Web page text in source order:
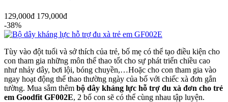
129,000đ 179,000đ
-38%
Tùy vào đột tuổi và sở thích của trẻ, bố mẹ có thể tạo điều kiện cho
con tham gia những môn thể thao tốt cho sự phát triển chiều cao
như nhảy dây, bơi lội, bóng chuyền,…Hoặc cho con tham gia vào
ngay hoạt động thể thao thường ngày của bố với chiếc xà đơn gắn
tường. Mua sắm thêm bộ dây kháng lực hỗ trợ đu xà đơn cho trẻ
em Goodfit GF002E, 2 bố con sẽ có thể cùng nhau tập luyện.